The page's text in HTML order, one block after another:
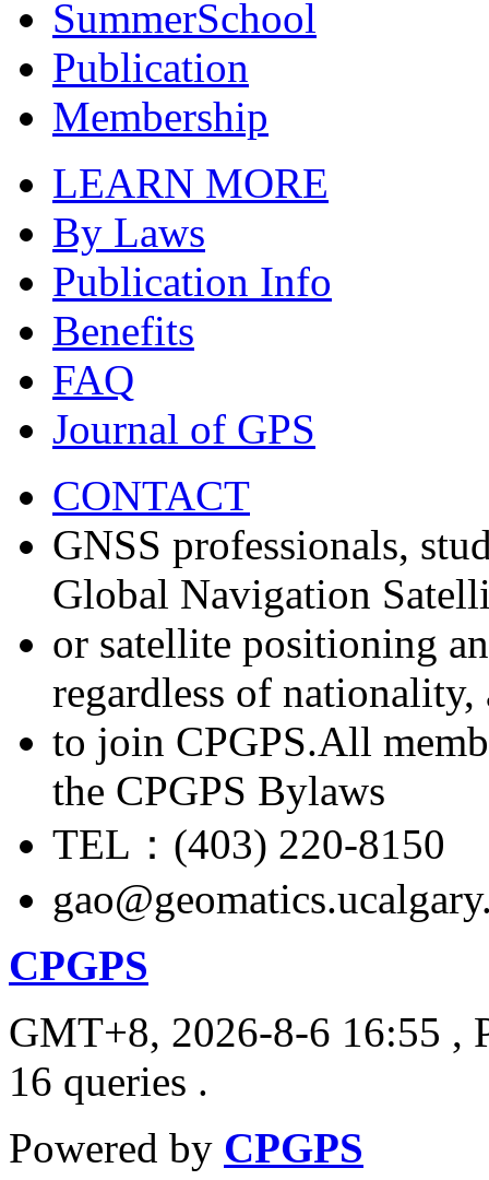
SummerSchool
Publication
Membership
LEARN MORE
By Laws
Publication Info
Benefits
FAQ
Journal of GPS
CONTACT
GNSS professionals,
Global Navigation
or satellite positioning
regardless of nationality,
to join CPGPS.All
the CPGPS Bylaws
TEL：(403) 220-8150
CPGPS
GMT+8, 2026-8-6 16:55 ,
16 queries .
Powered by CPGPS